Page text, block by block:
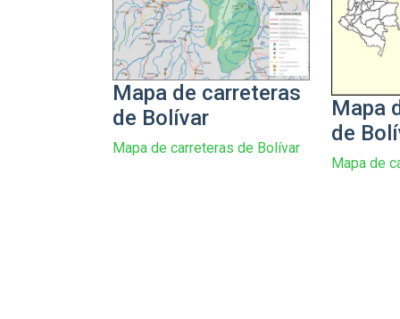
Mapa de carreteras
de Bolívar
Mapa de carreteras de Bolívar
Mapa
de
Mapa de